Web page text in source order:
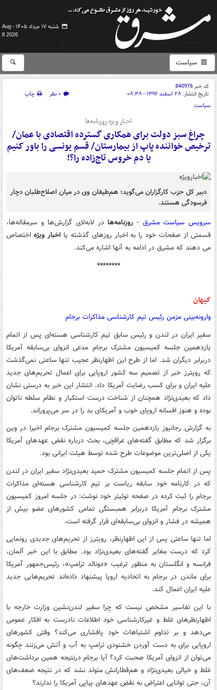
شنبه ۱۷ مرداد ۱۴۰۵ -
Aug
8 2026
سیاست
کد خبر840976
تاریخ انتشار: ۲۸ اسفند ۱۳۹۶ - ۰۸:۳۸ ۰ نظر
چاپ
سیاست
اخبار ویژه روزنامه‌ها
چراغ سبز دولت برای همکاری گسترده اقتصادی با عمان/
ترخیص خواننده پاپ از بیمارستان/ قسم یونسی را باور کنیم
یا دم خروس تاج‌زاده را؟!
دبیر کل حزب کارگزاران می‌گوید؛ هم‌طیفان وی در میان اصلاح‌طلبان دچار
فرسودگی هستند.
سرویس سیاست مشرق - روزنامه‌ها در لابه‌لای گزارش‌ها و سرمقاله‌ها،
قسمتی از صفحات خود را به اخبار روزهای گذشته یااخبار ویژه اختصاص
می دهند که مشرق در ادامه به آنها اشاره می‌کند.
********
کیهان
وارونه‌بینی مزمن رئیس تیم کارشناسی مذاکرات برجام
سفیر ایران در لندن و رئیس سابق تیم کارشناسی هسته‌ای پس از اتمام
یازدهمین جلسه کمیسیون مشترک برجام مدعی انزوای بی‌سابقه آمریکا
دربرابر دیگران شد. اما از طرح این اظهارنظر عجیب تنها ساعتی نمی‌گذشت
که رویترز خبر از تصمیم سه کشور اروپایی برای اعمال تحریم‌های جدید
علیه ایران و برای کسب رضایت آمریکا داد. انتشار این خبر به درستی نشان
داد که بعیدی‌نژاد همچنان از شناخت درست استکبار و نظام سلطه ناتوان
بوده و هنوز افسانه‌ اروپای خوب و آمریکای بد را در سر می‌پروراند.
به گزارش رجانیوز یازدهمین جلسه کمیسیون مشترک برجام اخیرا در وین
برگزار شد که مطابق گفته‌های عراقچی، بحث درباره نقض عهدهای آمریکا
یکی از اصلی‌ترین موضوعات طرح شده توسط هیئت ایرانی بود.
پس از اتمام جلسه کمیسیون مشترک حمید بعیدی‌نژاد سفیر ایران در لندن
که در کارنامه خود سابقه ریاست بر تیم کارشناسی هسته‌ای مذاکرات
برجام را ثبت کرده در صفحه توئیتر خود نوشت: در جلسه امروز کمیسیون
مشترک برجام آمریکا دربرابر همبستگی تمامی کشورهای عضو بیش از
همیشه در فشار و انزوای بی‌سابقه‌ای قرار گرفته است.
اما تنها ساعتی پس از این اظهارنظر، رویترز از تحریم‌های جدیدی رونمایی
کرد که درست مغایر گفته‌های بعیدی‌نژاد بود. مطابق با این خبر آلمان،
فرانسه و انگلستان به منظور ترغیب «دونالد ترامپ»، رئیس‌جمهور آمریکا
برای ماندن در برجام به اتحادیه اروپا پیشنهاد داده‌اند تحریم‌هایی جدید
علیه ایران اعمال کند.
با این تفاسیر مشخص نیست که چرا سفیر لندن‌نشین وزارت خارجه با
اظهارنظرهای غلط و غیرکارشناسی خود اطلاعات نادرست به افکار عمومی
می‌دهد و بر تداوم اشتباهات خود پافشاری می‌کند؟ وقتی کشورهای
اروپایی برای به دست آوردن خشنودی ترامپ به آب و آتش می‌زنند چگونه
می‌توان از انزوای آمریکا صحبت کرد؟ آیا برجام درنتیجه همین برداشت‌های
غلط و خیالی بعیدی‌نژاد و هم‌قطارانش متولد نشد که در نتیجه ضعف‌های
آن، حتی توانایی اعتراض به نقض عهدهای پیاپی آمریکا را ندارند؟